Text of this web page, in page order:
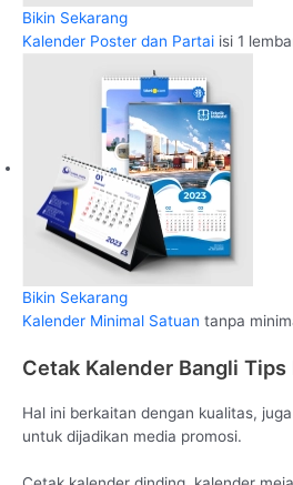
Bikin Sekarang
Kalender Poster dan Partai isi 1
Bikin Sekarang
Kalender Minimal Satuan tanpa
Cetak Kalender Bangli Tips
Hal ini berkaitan dengan kualitas,
untuk dijadikan media promosi.